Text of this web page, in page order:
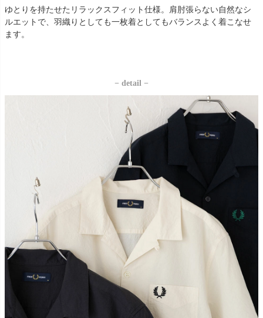
ゆとりを持たせたリラックスフィット仕様。肩肘張らない自然なシ
ルエットで、羽織りとしても一枚着としてもバランスよく着こなせ
ます。
− detail −